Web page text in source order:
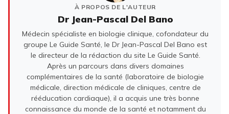
À PROPOS DE L'AUTEUR
Dr Jean-Pascal Del Bano
Médecin spécialiste en biologie clinique, cofondateur du
groupe Le Guide Santé, le Dr Jean-Pascal Del Bano est
le directeur de la rédaction du site Le Guide Santé.
Après un parcours dans divers domaines
complémentaires de la santé (laboratoire de biologie
médicale, direction médicale de cliniques, centre de
rééducation cardiaque), il a acquis une très bonne
connaissance du monde de la santé et notamment du